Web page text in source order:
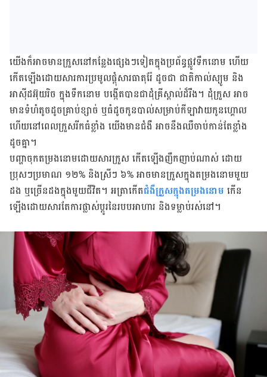
យើង​ក៏​​អាច​មាន​ក្រួសនៅ​កន្លែង​ផ្សេង​ៗ​ទៀត​ក្នុង​ប្រព័ន្ធ​ផ្លូវ​ទឹក​នោម​ ហើយ​
កើត​ឡើង​ដោយ​សារ​ការ​ប្រមូល​ផ្តុំសារ​ធាតុ​រ៉ែ​ ដូច​ជា ​ជាតិ​កាល់​ស្យូម និង​
អាស៊ីដអ៊ុយ​រិច​ ក្នុង​ទឹក​នោម ​បង្កើត​បាន​ជា​ដុំ​គ្រី​ស្តាល់​ដ៏​រឹង។ ដុំ​ក្រួស​ អាច​
មាន​ទំ​ហំ​តូច​ដូច​គ្រាប់​ខ្សាច់ ឬ​ធំ​ដូច​កូន​បាល់​សម្រាប់​កីឡាវាយ​កូន​ហ្គោល
ហើយ​នៅ​ពេល​ក្រួស​រីក​ធំ​ខ្លាំង ​យើង​មាន​​ជំងឺ ​​អាចនឹង​​ឈឺ​ចាប់កាន់​តែ​​ខ្លាំង
ដូច​គ្នា។
បញ្ហា​ចុកតម្រងនោមដោយ​សារ​ក្រួស កើត​ឡើង​ញឹក​ញាប់​ណាស់ ដោយ​
ប្រុសៗ​ប្រមាណ ១២% ​និងស្រីៗ ៦% ​អាច​មាន​ក្រួស​ក្នុង​តម្រងនោម​មួយ​
ដង ឬ​ច្រើន​ដង​ក្នុង​មួយ​ជីវិត។ អត្រា​កើត​​ជំងឺក្រួសក្នុង​តម្រងនោម កើន​
ឡើង​ដោយ​សារ​តែ​ការ​ផ្លាស់​ប្តូរ​នៃ​របប​អាហារ និង​ទម្លាប់​រស់​នៅ។